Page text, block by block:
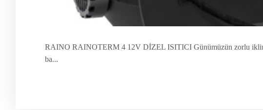
RAINO RAINOTERM 4 12V DİZEL ISITICI Günümüzün zorlu iklim
ba...